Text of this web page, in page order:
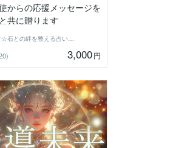
からの応援メッセージを
共に贈ります
まな☆石との絆を整える占い師＆セラピスト
3,000円